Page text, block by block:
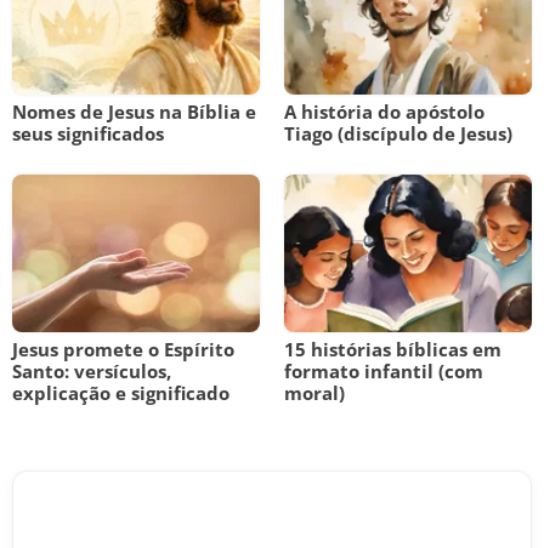
Nomes de Jesus na Bíblia e
seus significados
A história do apóstolo
Tiago (discípulo de Jesus)
Jesus promete o Espírito
Santo: versículos,
explicação e significado
15 histórias bíblicas em
formato infantil (com
moral)